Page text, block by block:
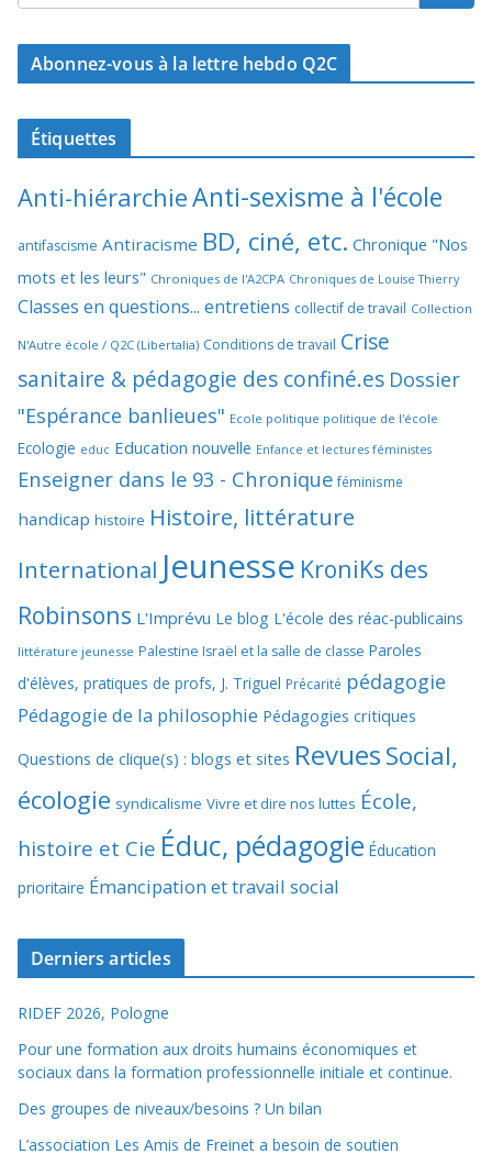
Abonnez-vous à la lettre hebdo Q2C
Étiquettes
Anti-hiérarchieAnti-sexisme à l'école
antifascisme Antiracisme BD, ciné, etc. Chronique "Nos
mots et les leurs" Chroniques de l'A2CPA Chroniques de Louise Thierry
Classes en questions... entretiens collectif de travail Collection
N'Autre école / Q2C (Libertalia) Conditions de travail Crise
sanitaire & pédagogie des confiné.es Dossier
"Espérance banlieues" Ecole politique politique de l'école
Ecologie educ Education nouvelle Enfance et lectures féministes
Enseigner dans le 93 - Chronique féminisme
handicap histoire Histoire, littérature
International Jeunesse KroniKs des
Robinsons L'Imprévu Le blog L'école des réac-publicains
littérature jeunesse Palestine Israël et la salle de classe Paroles
d'élèves, pratiques de profs, J. Triguel Précarité pédagogie
Pédagogie de la philosophie Pédagogies critiques
Questions de clique(s) : blogs et sites RevuesSocial,
écologie syndicalisme Vivre et dire nos luttes École,
histoire et Cie Éduc, pédagogie Éducation
prioritaire Émancipation et travail social
Derniers articles
RIDEF 2026, Pologne
Pour une formation aux droits humains économiques et
sociaux dans la formation professionnelle initiale et continue.
Des groupes de niveaux/besoins ? Un bilan
L’association Les Amis de Freinet a besoin de soutien